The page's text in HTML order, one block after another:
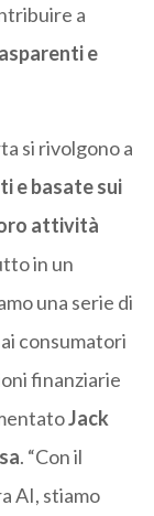
a
e
si rivolgono a
e basate sui
attività
in un
una serie di
consumatori
finanziarie
Jack
. “Con il
AI, stiamo